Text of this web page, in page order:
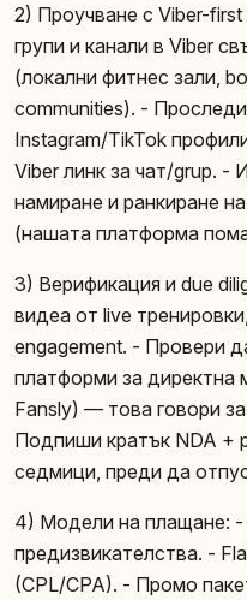
2) Проучване с Viber-
групи и канали в Viber
(локални фитнес зали,
communities). -
Instagram/TikTok
Viber линк за чат/grup. -
намиране и ранкиране
(нашата платформа
3) Верификация и due
видеа от live
engagement. - Провери
платформи за директна
Fansly) — това говори
Подпиши кратък NDA +
седмици, преди да
4) Модели на плащане: -
предизвикателства. -
(CPL/CPA). - Промо